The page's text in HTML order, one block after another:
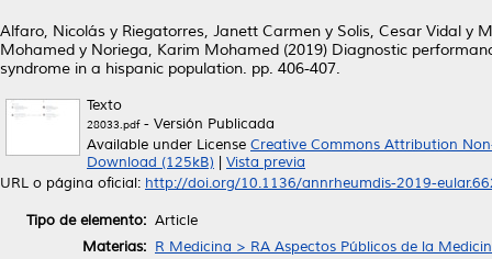
Alfaro, Nicolás y Riegatorres, Janett Carmen y Solis, Cesar Vidal y
Mohamed y Noriega, Karim Mohamed (2019) Diagnostic
syndrome in a hispanic population. pp. 406-407.
Texto
28033.pdf- Versión Publicada
Available under License Creative Commons Attribution
Download (125kB)
Vista previa
URL o página oficial: http://doi.org/10.1136/annrheumdis-2019-
Tipo de elemento: Article
Materias: R Medicina > RA Aspectos Públicos de la